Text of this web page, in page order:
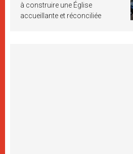
à construire une Église
accueillante et réconciliée